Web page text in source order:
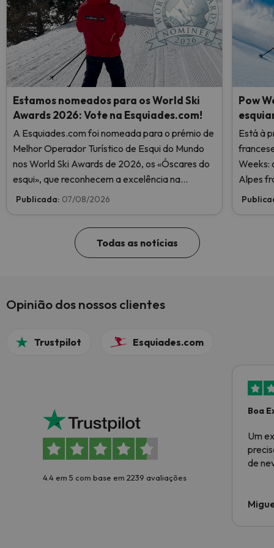
Estamos nomeados para os World Ski
Awards 2026: Vote na Esquiades.com!
A Esquiades.com foi nomeada para o prémio de
Melhor Operador Turístico de Esqui do Mundo
nos World Ski Awards de 2026, os «Óscares do
esqui», que reconhecem a excelência na
indústria do esqui. Vote agora e ajude-nos a
Publicada: 07/08/2026
Pow
Está à
Weeks:
Alpes
Todas as notícias
Opinião dos nossos clientes
Trustpilot Esquiades.com
4.4 em 5 com base em 2239 avaliações
Boa
Um
de